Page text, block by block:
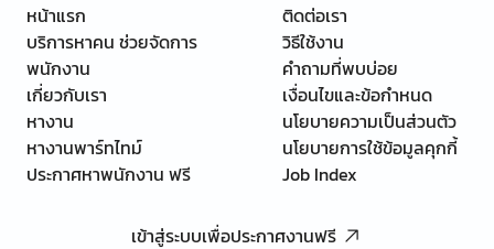
หน้าแรก
บริการหาคน ช่วยจัดการ
พนักงาน
เกี่ยวกับเรา
หางาน
หางานพาร์ทไทม์
ประกาศหาพนักงาน ฟรี
ติดต่อเรา
วิธีใช้งาน
คำถามที่พบบ่อย
เงื่อนไขและข้อกำหนด
นโยบายความเป็นส่วนตัว
นโยบายการใช้ข้อมูลคุกกี้
Job Index
เข้าสู่ระบบเพื่อประกาศงานฟรี